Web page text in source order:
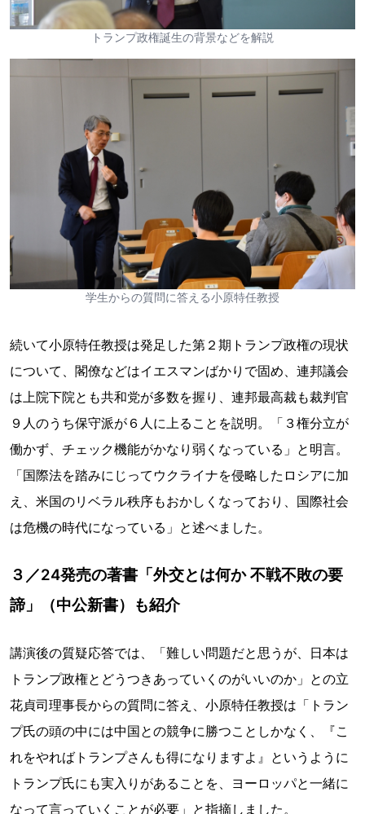
トランプ政権誕生の背景などを解説
学生からの質問に答える小原特任教授
続いて小原特任教授は発足した第２期トランプ政権の現状
について、閣僚などはイエスマンばかりで固め、連邦議会
は上院下院とも共和党が多数を握り、連邦最高裁も裁判官
９人のうち保守派が６人に上ることを説明。「３権分立が
働かず、チェック機能がかなり弱くなっている」と明言。
「国際法を踏みにじってウクライナを侵略したロシアに加
え、米国のリベラル秩序もおかしくなっており、国際社会
は危機の時代になっている」と述べました。
３／24発売の著書「外交とは何か 不戦不敗の要
諦」（中公新書）も紹介
講演後の質疑応答では、「難しい問題だと思うが、日本は
トランプ政権とどうつきあっていくのがいいのか」との立
花貞司理事長からの質問に答え、小原特任教授は「トラン
プ氏の頭の中には中国との競争に勝つことしかなく、『こ
れをやればトランプさんも得になりますよ』というように
トランプ氏にも実入りがあることを、ヨーロッパと一緒に
なって言っていくことが必要」と指摘しました。